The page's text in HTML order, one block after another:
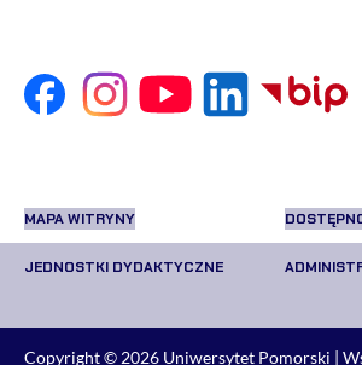
MAPA WITRYNY
JEDNOSTKI DYDAKTYCZNE
Copyright © 2026 Uniwersytet Pomorski |